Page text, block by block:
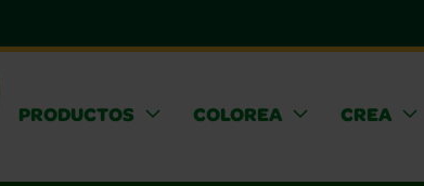
PRODUCTOS COLOREA CREA